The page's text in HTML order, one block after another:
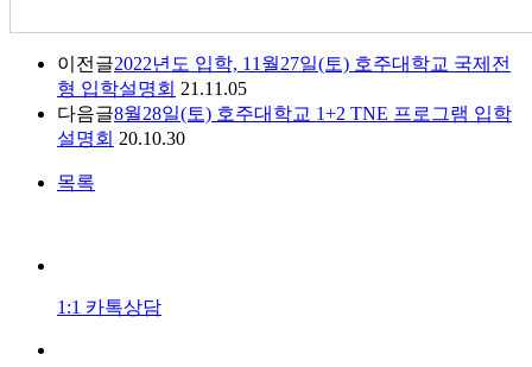
이전글2022년도 입학, 11월27일(토) 호주대학교 국제전
형 입학설명회 21.11.05
다음글8월28일(토) 호주대학교 1+2 TNE 프로그램 입학
설명회 20.10.30
목록
1:1 카톡상담